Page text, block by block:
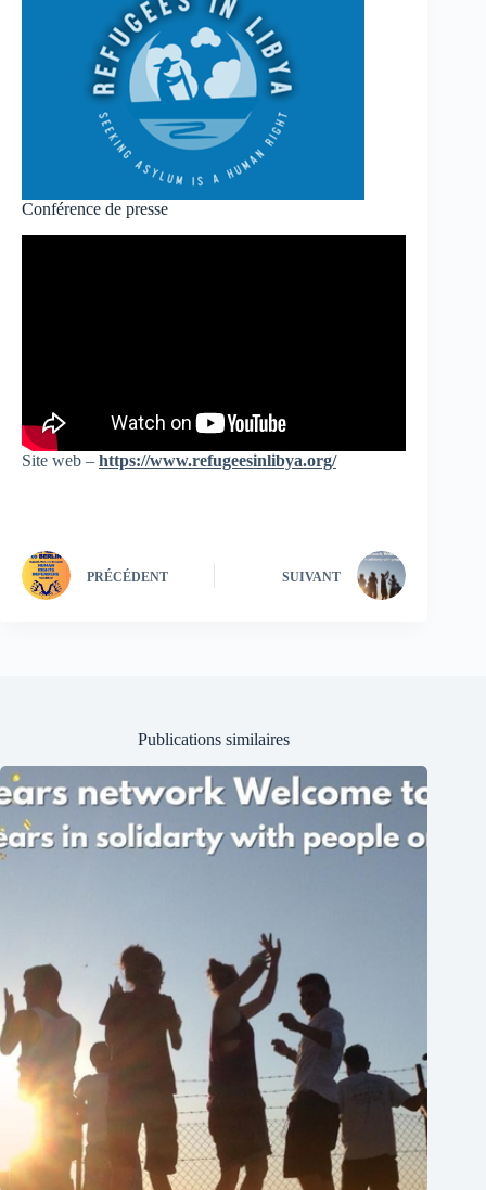
Conférence de presse
Site web – https://www.refugeesinlibya.org/
PRÉCÉDENT SUIVANT
Publications similaires